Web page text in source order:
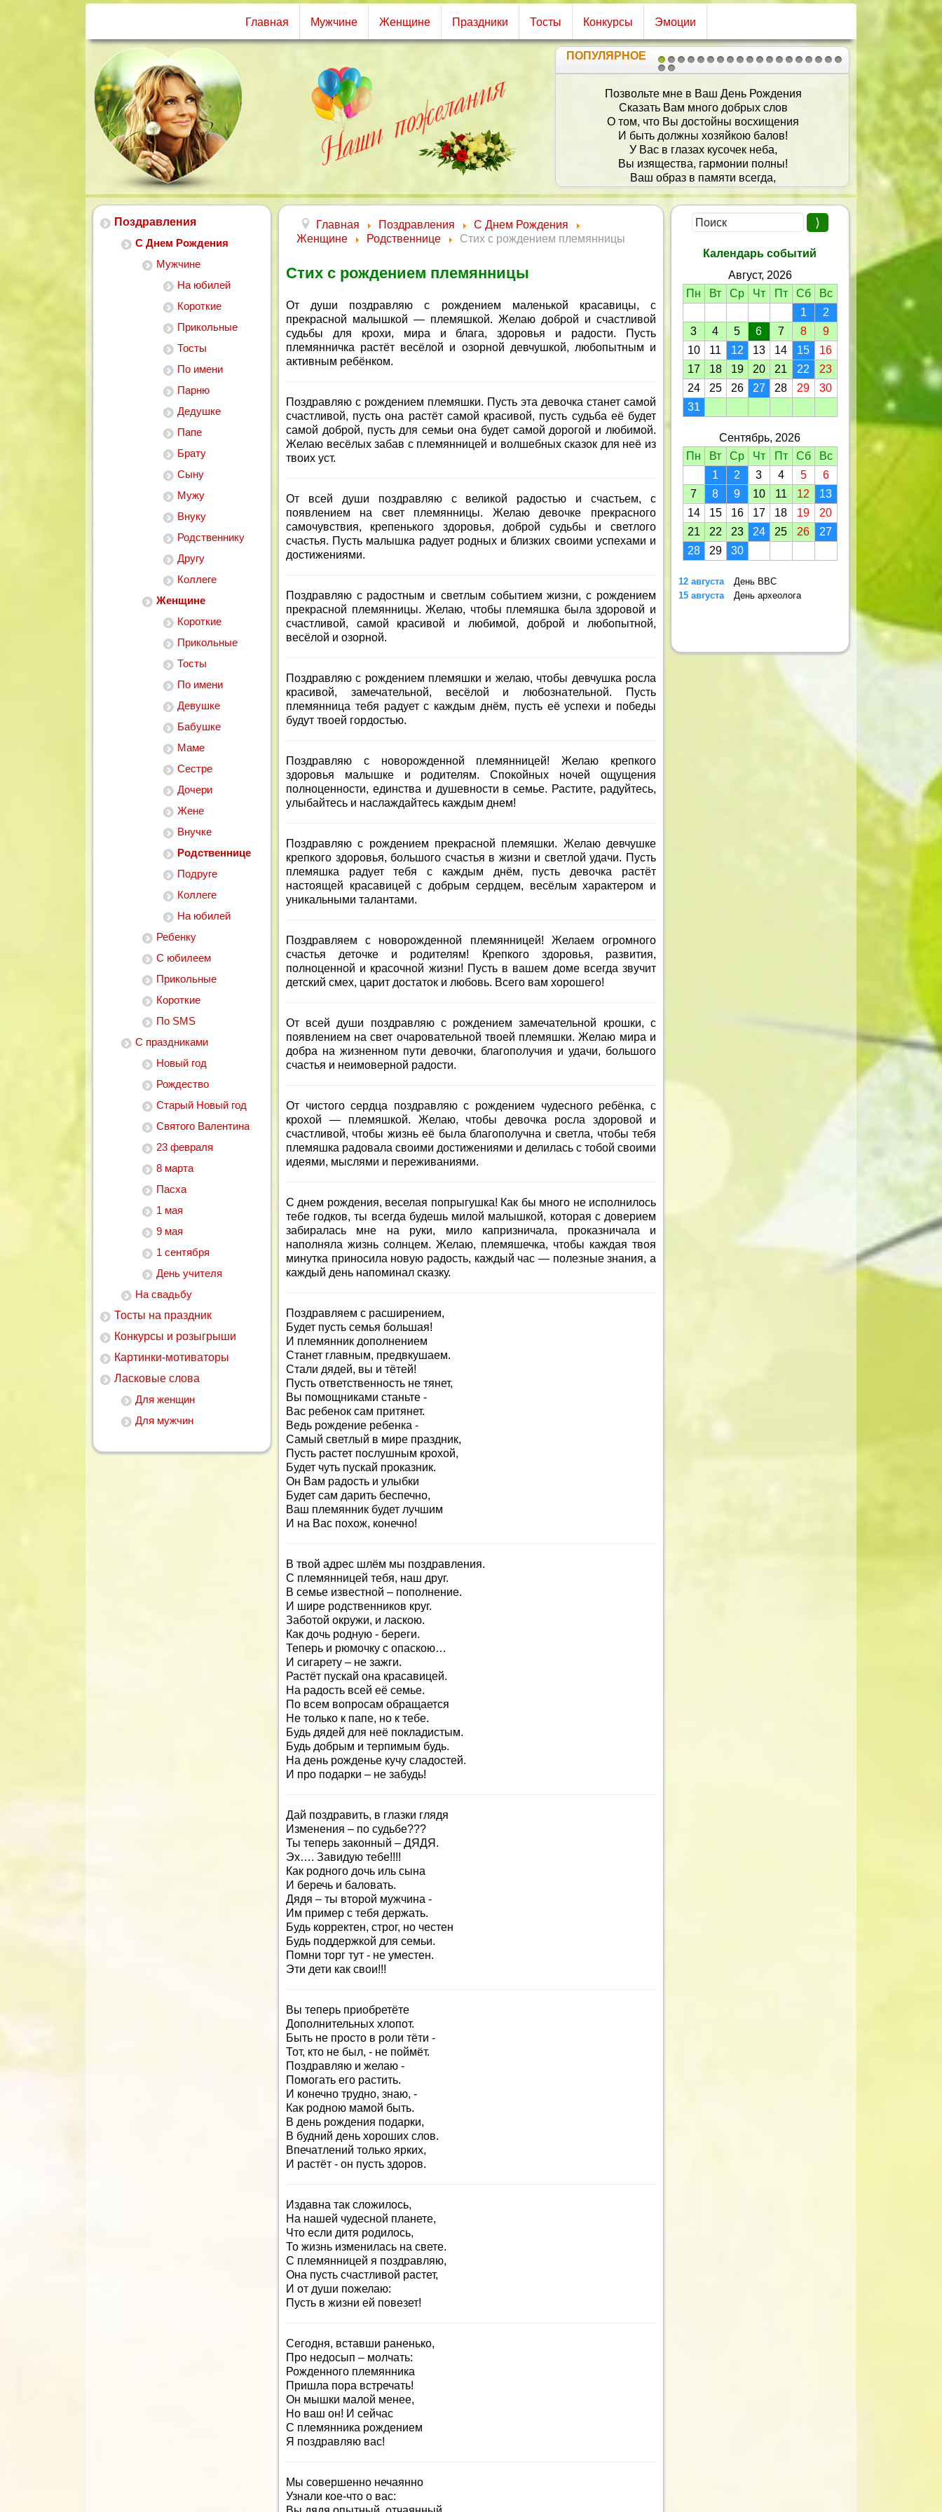
Главная Мужчине Женщине Праздники Тосты Конкурсы Эмоции
1 2
2021
ПОПУЛЯРНОЕ
Позади уже немало,
Но не следует грустить!
В день рождения есть повод,
Всех стряпнёю угостить!
Пусть года текут рекою,
Дарят радости настой!
Оставайся столь весёлой
И душою молодой!
Радость, счастье и удачу,
Крепость духа в жизни днях!
Чтоб всегда счастливый случай,
Помогал в твоих делах!
Поздравления
С Днем Рождения
Мужчине
На юбилей
Короткие
Прикольные
Тосты
По имени
Парню
Дедушке
Папе
Брату
Сыну
Мужу
Внуку
Родственнику
Другу
Коллеге
Женщине
Короткие
Прикольные
Тосты
По имени
Девушке
Бабушке
Маме
Сестре
Дочери
Жене
Внучке
Родственнице
Подруге
Коллеге
На юбилей
Ребенку
С юбилеем
Прикольные
Короткие
По SMS
С праздниками
Новый год
Рождество
Старый Новый год
Святого Валентина
23 февраля
8 марта
Пасха
1 мая
9 мая
1 сентября
День учителя
На свадьбу
Тосты на праздник
Конкурсы и розыгрыши
Картинки-мотиваторы
Ласковые слова
Для женщин
Для мужчин
Главная Поздравления
С Днем Рождения
Женщине
Родственнице Стих с рождением племянницы
Стих с рождением племянницы
От души поздравляю с рождением маленькой красавицы, с
прекрасной малышкой — племяшкой. Желаю доброй и счастливой
судьбы для крохи, мира и блага, здоровья и радости. Пусть
племянничка растёт весёлой и озорной девчушкой, любопытным и
активным ребёнком.
Поздравляю с рождением племяшки. Пусть эта девочка станет самой
счастливой, пусть она растёт самой красивой, пусть судьба её будет
самой доброй, пусть для семьи она будет самой дорогой и любимой.
Желаю весёлых забав с племянницей и волшебных сказок для неё из
твоих уст.
От всей души поздравляю с великой радостью и счастьем, с
появлением на свет племянницы. Желаю девочке прекрасного
самочувствия, крепенького здоровья, доброй судьбы и светлого
счастья. Пусть малышка радует родных и близких своими успехами и
достижениями.
Поздравляю с радостным и светлым событием жизни, с рождением
прекрасной племянницы. Желаю, чтобы племяшка была здоровой и
счастливой, самой красивой и любимой, доброй и любопытной,
весёлой и озорной.
Поздравляю с рождением племяшки и желаю, чтобы девчушка росла
красивой, замечательной, весёлой и любознательной. Пусть
племянница тебя радует с каждым днём, пусть её успехи и победы
будут твоей гордостью.
Поздравляю с новорожденной племянницей! Желаю крепкого
здоровья малышке и родителям. Спокойных ночей ощущения
полноценности, единства и душевности в семье. Растите, радуйтесь,
улыбайтесь и наслаждайтесь каждым днем!
Поздравляю с рождением прекрасной племяшки. Желаю девчушке
крепкого здоровья, большого счастья в жизни и светлой удачи. Пусть
племяшка радует тебя с каждым днём, пусть девочка растёт
настоящей красавицей с добрым сердцем, весёлым характером и
уникальными талантами.
Поздравляем с новорожденной племянницей! Желаем огромного
счастья деточке и родителям! Крепкого здоровья, развития,
полноценной и красочной жизни! Пусть в вашем доме всегда звучит
детский смех, царит достаток и любовь. Всего вам хорошего!
От всей души поздравляю с рождением замечательной крошки, с
появлением на свет очаровательной твоей племяшки. Желаю мира и
добра на жизненном пути девочки, благополучия и удачи, большого
счастья и неимоверной радости.
От чистого сердца поздравляю с рождением чудесного ребёнка, с
крохой — племяшкой. Желаю, чтобы девочка росла здоровой и
счастливой, чтобы жизнь её была благополучна и светла, чтобы тебя
племяшка радовала своими достижениями и делилась с тобой своими
идеями, мыслями и переживаниями.
С днем рождения, веселая попрыгушка! Как бы много не исполнилось
тебе годков, ты всегда будешь милой малышкой, которая с доверием
забиралась мне на руки, мило капризничала, проказничала и
наполняла жизнь солнцем. Желаю, племяшечка, чтобы каждая твоя
минутка приносила новую радость, каждый час — полезные знания, а
каждый день напоминал сказку.
Поздравляем с расширением,
Будет пусть семья большая!
И племянник дополнением
Станет главным, предвкушаем.
Стали дядей, вы и тётей!
Пусть ответственность не тянет,
Вы помощниками станьте -
Вас ребенок сам притянет.
Ведь рождение ребенка -
Самый светлый в мире праздник,
Пусть растет послушным крохой,
Будет чуть пускай проказник.
Он Вам радость и улыбки
Будет сам дарить беспечно,
Ваш племянник будет лучшим
И на Вас похож, конечно!
В твой адрес шлём мы поздравления.
С племянницей тебя, наш друг.
В семье известной – пополнение.
И шире родственников круг.
Заботой окружи, и ласкою.
Как дочь родную - береги.
Теперь и рюмочку с опаскою…
И сигарету – не зажги.
Растёт пускай она красавицей.
На радость всей её семье.
По всем вопросам обращается
Не только к папе, но к тебе.
Будь дядей для неё покладистым.
Будь добрым и терпимым будь.
На день рожденье кучу сладостей.
И про подарки – не забудь!
Дай поздравить, в глазки глядя
Изменения – по судьбе???
Ты теперь законный – ДЯДЯ.
Эх…. Завидую тебе!!!!
Как родного дочь иль сына
И беречь и баловать.
Дядя – ты второй мужчина -
Им пример с тебя держать.
Будь корректен, строг, но честен
Будь поддержкой для семьи.
Помни торг тут - не уместен.
Эти дети как свои!!!
Вы теперь приобретёте
Дополнительных хлопот.
Быть не просто в роли тёти -
Тот, кто не был, - не поймёт.
Поздравляю и желаю -
Помогать его растить.
И конечно трудно, знаю, -
Как родною мамой быть.
В день рождения подарки,
В будний день хороших слов.
Впечатлений только ярких,
И растёт - он пусть здоров.
Издавна так сложилось,
На нашей чудесной планете,
Что если дитя родилось,
То жизнь изменилась на свете.
С племянницей я поздравляю,
Она пусть счастливой растет,
И от души пожелаю:
Пусть в жизни ей повезет!
Сегодня, вставши раненько,
Про недосып – молчать:
Рожденного племянника
Пришла пора встречать!
Он мышки малой менее,
Но ваш он! И сейчас
С племянника рождением
Я поздравляю вас!
Мы совершенно нечаянно
Узнали кое-что о вас:
Календарь событий
Август, 2026
Пн
Вт Ср Чт Пт Сб
Вс
1
2
3
4 5 6 7 8
9
10
11 12 13 14 15
16
17
18 19 20 21 22
23
24
25 26 27 28 29
30
31
Сентябрь, 2026
Пн
Вт Ср Чт Пт Сб
Вс
1
2 3 4 5
6
7
8 9 10 11 12
13
14
15 16 17 18 19
20
21
22 23 24 25 26
27
28
29 30
12 августа
День ВВС
15 августа
День археолога